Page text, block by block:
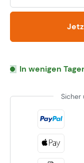
In wenigen
Sicher